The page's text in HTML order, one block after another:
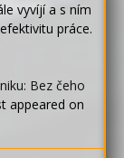
vyvíjí a s ním
práce.
Bez čeho
appeared on